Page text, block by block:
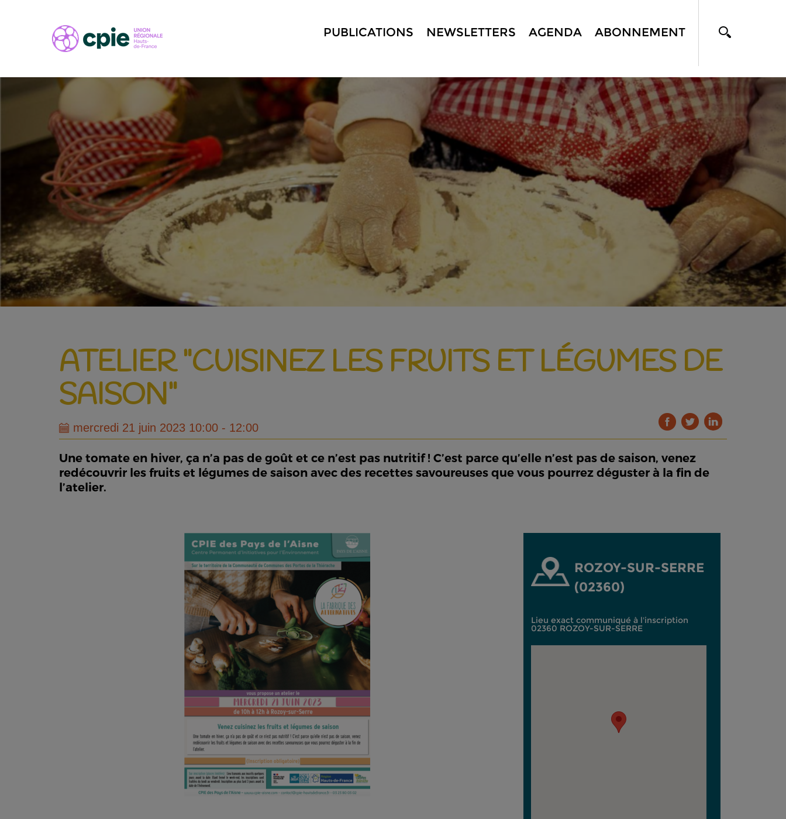
PUBLICATIONS NEWSLETTERS AGENDA ABONNEMENT
ATELIER "CUISINEZ LES FRUITS ET LÉGUMES DE
SAISON"
mercredi 21 juin 2023 10:00 - 12:00
Une tomate en hiver, ça n’a pas de goût et ce n’est pas nutritif ! C’est parce qu’elle n’est pas de saison, venez
redécouvrir les fruits et légumes de saison avec des recettes savoureuses que vous pourrez déguster à la fin de
l’atelier.
ROZOY-SUR-SERRE
(02360)
Lieu exact communiqué à l'inscription
02360 ROZOY-SUR-SERRE